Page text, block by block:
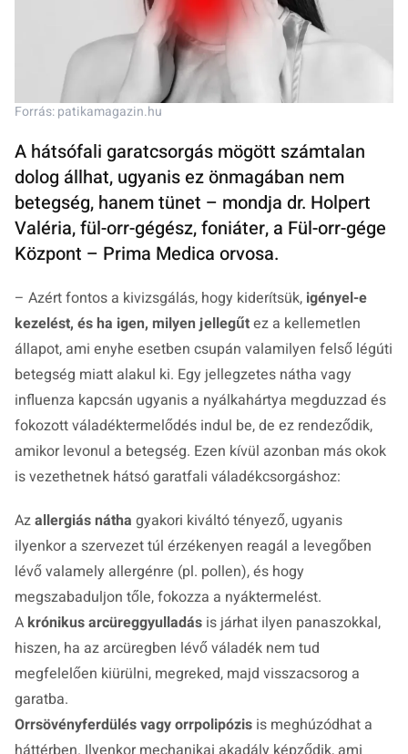
Forrás: patikamagazin.hu
A hátsófali garatcsorgás mögött számtalan
dolog állhat, ugyanis ez önmagában nem
betegség, hanem tünet – mondja dr. Holpert
Valéria, fül-orr-gégész, foniáter, a Fül-orr-gége
Központ – Prima Medica orvosa.
– Azért fontos a kivizsgálás, hogy kiderítsük, igényel-e
kezelést, és ha igen, milyen jellegűtez a kellemetlen
állapot, ami enyhe esetben csupán valamilyen felső légúti
betegség miatt alakul ki. Egy jellegzetes nátha vagy
influenza kapcsán ugyanis a nyálkahártya megduzzad és
fokozott váladéktermelődés indul be, de ez rendeződik,
amikor levonul a betegség. Ezen kívül azonban más okok
is vezethetnek hátsó garatfali váladékcsorgáshoz:
Azallergiás nátha gyakori kiváltó tényező, ugyanis
ilyenkor a szervezet túl érzékenyen reagál a levegőben
lévő valamely allergénre (pl. pollen), és hogy
megszabaduljon tőle, fokozza a nyáktermelést.
A krónikus arcüreggyulladás is járhat ilyen panaszokkal,
hiszen, ha az arcüregben lévő váladék nem tud
megfelelően kiürülni, megreked, majd visszacsorog a
garatba.
Orrsövényferdülés vagy orrpolipózis is meghúzódhat a